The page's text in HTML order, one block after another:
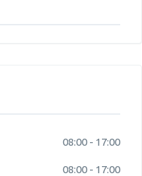
08:00 - 17:00
08:00 - 17:00